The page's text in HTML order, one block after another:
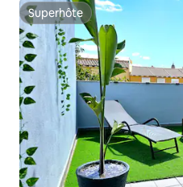
Superhôte
Superhôte